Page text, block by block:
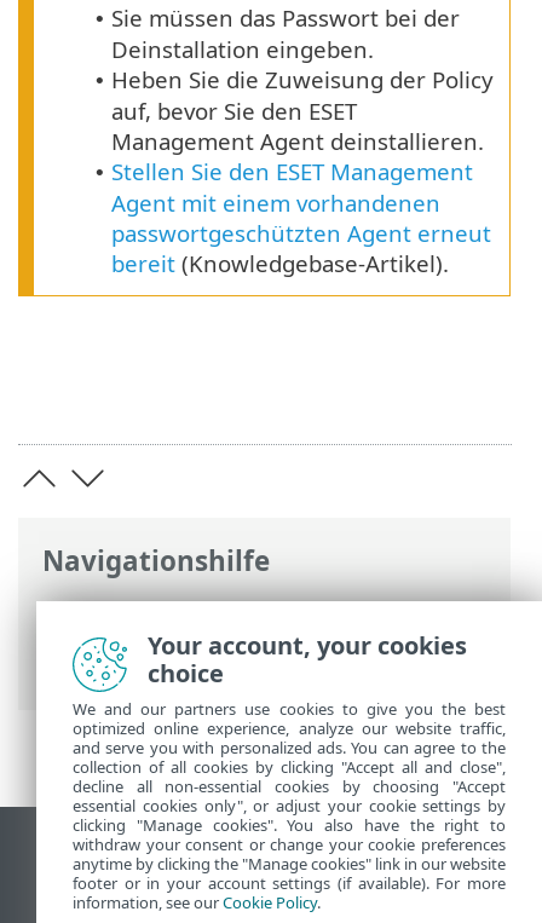
Navigationshilfe
ESET Online-Hilfe>ESET PROTECT On-
Prem>Deinstallation> ESET
Management Agent deinstallieren
• Sie müssen das Passwort bei der
Deinstallation eingeben.
• Heben Sie die Zuweisung der Policy
auf, bevor Sie den ESET
Management Agent deinstallieren.
• Stellen Sie den ESET Management
Agent mit einem vorhandenen
passwortgeschützten Agent erneut
bereit (Knowledgebase-Artikel).
Desktop-Site anzeigen
End of Life
Your account, your cookies
choice
We and our partners use cookies to give you the best
optimized online experience, analyze our website traffic,
and serve you with personalized ads. You can agree to the
collection of all cookies by clicking "Accept all and close",
decline all non-essential cookies by choosing "Accept
essential cookies only", or adjust your cookie settings by
clicking "Manage cookies". You also have the right to
withdraw your consent or change your cookie preferences
anytime by clicking the "Manage cookies" link in our website
footer or in your account settings (if available). For more
information, see ourCookie Policy.